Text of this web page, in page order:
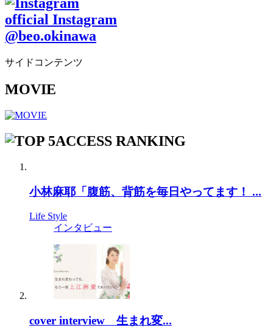
official Instagram
@beo.okinawa
サイドコンテンツ
MOVIE
ACCESS RANKING
小林麻耶「腹筋、背筋を毎日やってます！ ...
Life Style
インタビュー
cover interview 生まれ変...